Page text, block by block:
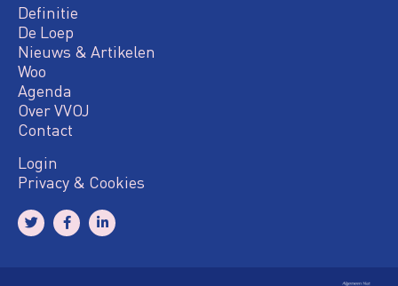
Definitie
De Loep
Nieuws & Artikelen
Woo
Agenda
Over VVOJ
Contact
Login
Privacy & Cookies